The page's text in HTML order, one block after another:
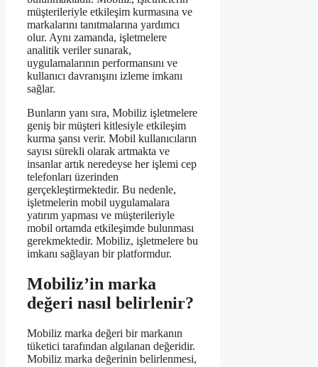
müşterileriyle etkileşim kurmasına ve
markalarını tanıtmalarına yardımcı
olur. Aynı zamanda, işletmelere
analitik veriler sunarak,
uygulamalarının performansını ve
kullanıcı davranışını izleme imkanı
sağlar.
Bunların yanı sıra, Mobiliz işletmelere
geniş bir müşteri kitlesiyle etkileşim
kurma şansı verir. Mobil kullanıcıların
sayısı sürekli olarak artmakta ve
insanlar artık neredeyse her işlemi cep
telefonları üzerinden
gerçekleştirmektedir. Bu nedenle,
işletmelerin mobil uygulamalara
yatırım yapması ve müşterileriyle
mobil ortamda etkileşimde bulunması
gerekmektedir. Mobiliz, işletmelere bu
imkanı sağlayan bir platformdur.
Mobiliz’in marka
değeri nasıl belirlenir?
Mobiliz marka değeri bir markanın
tüketici tarafından algılanan değeridir.
Mobiliz marka değerinin belirlenmesi,